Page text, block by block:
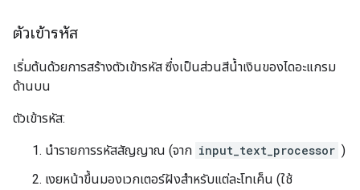
ตัวเข้ารหัส
เริ่มต้นด้วยการสร้างตัวเข้ารหัส ซึ่งเป็นส่วนสีน้ำเงินของไดอะแกรม
ด้านบน
ตัวเข้ารหัส:
นำรายการรหัสสัญญาณ (จาก input_text_processor )
เงยหน้าขึ้นมองเวกเตอร์ฝังสำหรับแต่ละโทเค็น (ใช้